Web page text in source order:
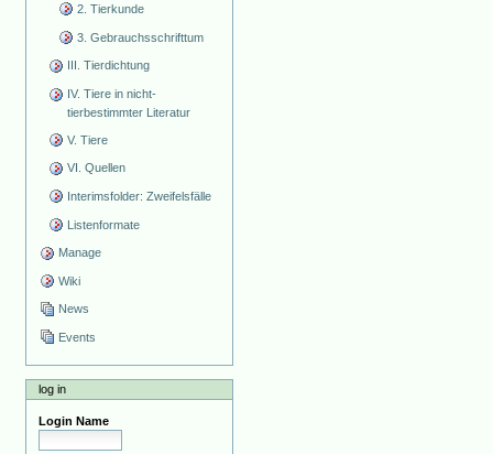
2. Tierkunde
3. Gebrauchsschrifttum
III. Tierdichtung
IV. Tiere in nicht-
tierbestimmter Literatur
V. Tiere
VI. Quellen
Interimsfolder: Zweifelsfälle
Listenformate
Manage
Wiki
News
Events
log in
Login Name